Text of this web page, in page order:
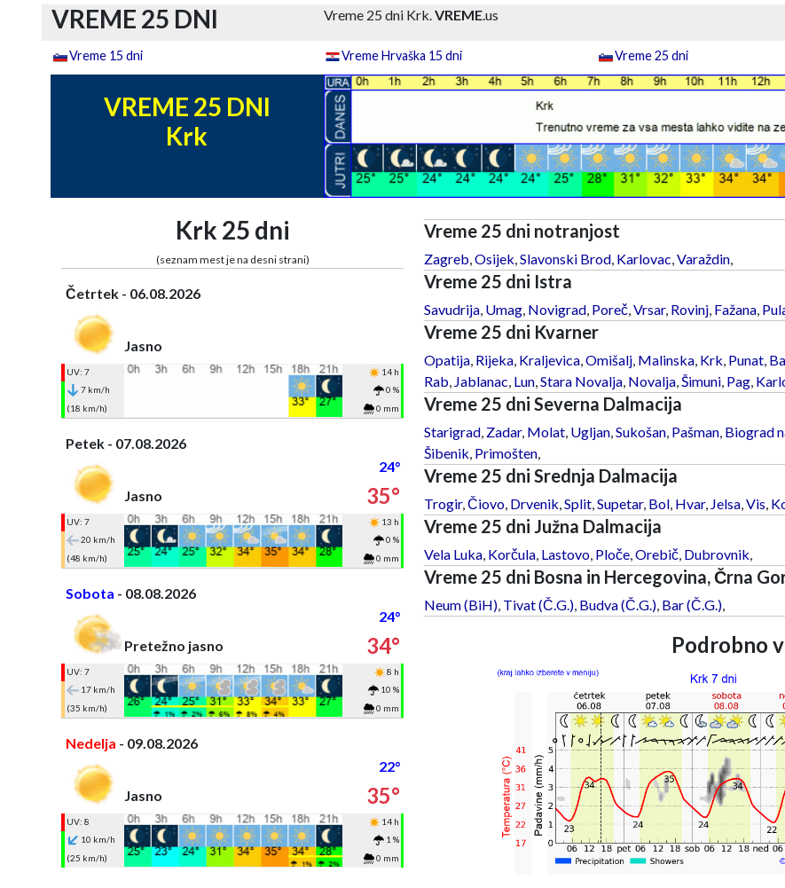
VREME 25 DNI Vreme 25 dni Krk.VREME.us
Vreme 15 dni Vreme Hrvaška 15 dni Vreme 25 dni
VREME 25 DNI
Krk
Krk 25 dni
(seznam mest je na desni strani)
Četrtek - 06.08.2026
Jasno
UV: 7
14 h
7 km/h
0 %
(18 km/h)
0 mm
Petek - 07.08.2026
24°
Jasno
35°
UV: 7
13 h
20 km/h
0 %
(48 km/h)
0 mm
Sobota - 08.08.2026
24°
Pretežno jasno
34°
UV: 7
8 h
17 km/h
10 %
(35 km/h)
0 mm
Nedelja - 09.08.2026
22°
Jasno
35°
UV: 8
14 h
10 km/h
1 %
(25 km/h)
0 mm
Vreme 25 dni notranjost
Zagreb Osijek Slavonski Brod, Karlovac Varaždin,
Vreme 25 dni Istra
Savudrija, Umag, Novigrad, Poreč, Vrsar, Rovinj, Fažana,
Vreme 25 dni Kvarner
Opatija, Rijeka, Kraljevica, Omišalj, Malinska, Krk Punat,
Rab Jablanac Lun, Stara Novalja, Novalja, Šimuni, Pag,
Vreme 25 dni Severna Dalmacija
Starigrad, Zadar, Molat, Ugljan, Sukošan, Pašman, Biograd
Šibenik Primošten,
Vreme 25 dni Srednja Dalmacija
Trogir, Čiovo, Drvenik Split, Supetar, Bol, Hvar, Jelsa, Vis
Vreme 25 dni Južna Dalmacija
Vela Luka, Korčula, Lastovo, Ploče, Orebič, Dubrovnik
Vreme 25 dni Bosna in Hercegovina, Črna
Neum (BiH), Tivat (Č.G.), Budva (Č.G.), Bar (Č.G.),
Podrobno